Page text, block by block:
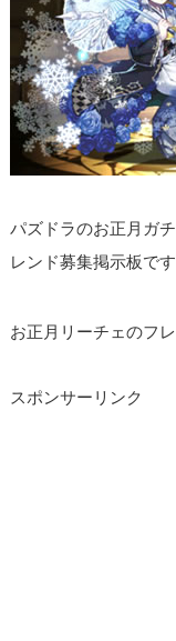
パズドラのお正月ガ
レンド募集掲示板です
お正月リーチェのフ
スポンサーリンク